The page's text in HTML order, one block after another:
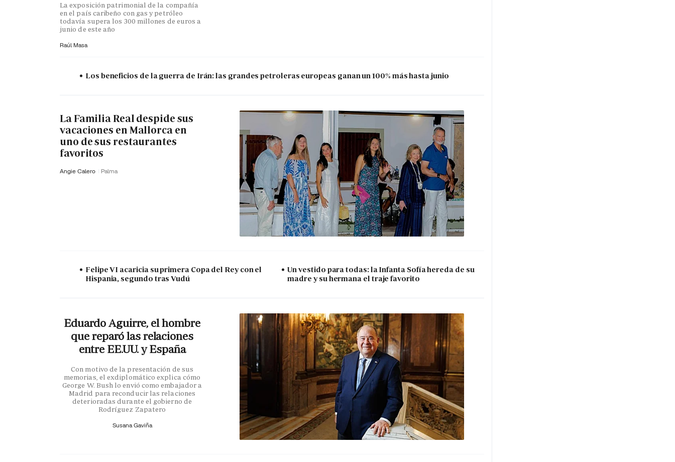
La exposición patrimonial de la compañía
en el país caribeño con gas y petróleo
todavía supera los 300 millones de euros a
junio de este año
Raúl Masa
Los beneficios de la guerra de Irán: las grandes petroleras europeas ganan un 100% más hasta junio
La Familia Real despide sus
vacaciones en Mallorca en
uno de sus restaurantes
favoritos
Angie Calero Palma
Felipe VI acaricia su primera Copa del Rey con el
Hispania, segundo tras Vudú
Un vestido para todas: la Infanta Sofía hereda de su
madre y su hermana el traje favorito
Eduardo Aguirre, el hombre
que reparó las relaciones
entre EE.UU. y España
Con motivo de la presentación de sus
memorias, el exdiplomático explica cómo
George W. Bush lo envió como embajador a
Madrid para reconducir las relaciones
deterioradas durante el gobierno de
Rodríguez Zapatero
Susana Gaviña